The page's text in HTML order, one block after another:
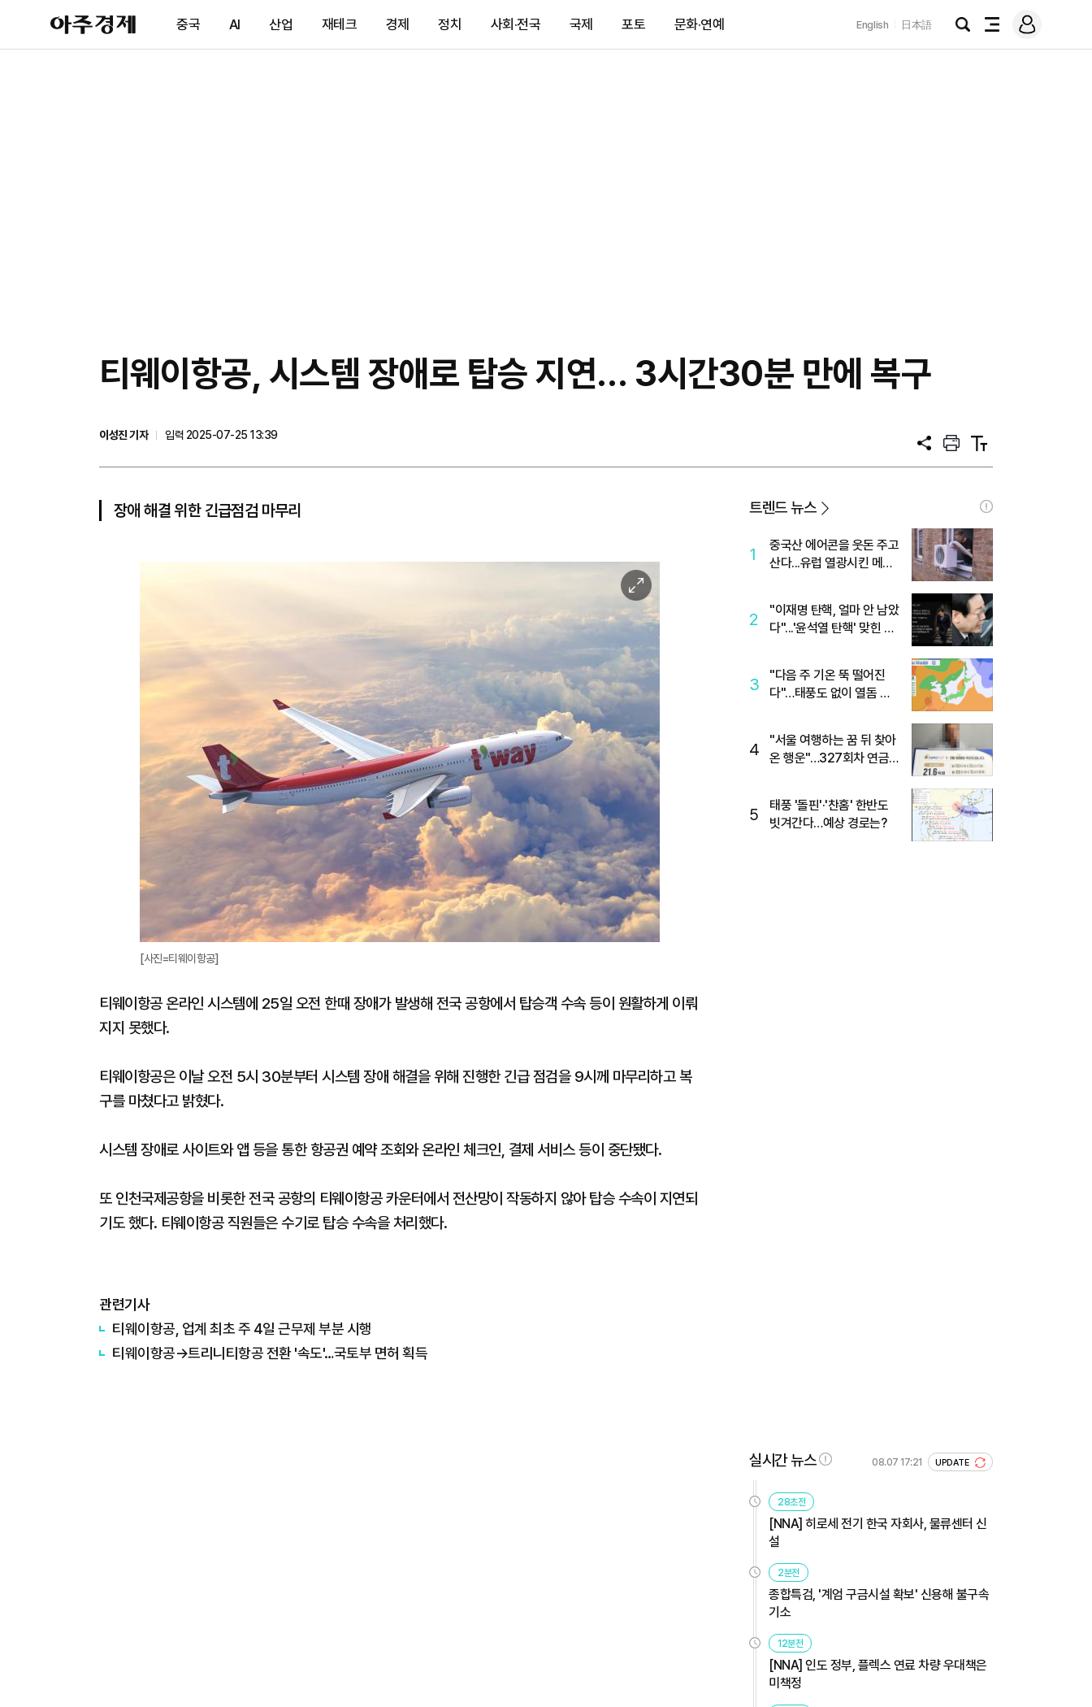
아
주
제
중국 AI 산업 재테크 경제 정치 사회·전국 국제 포토 문화·연예 English 日本語
검
전
메
그
티웨이항공, 시스템 장애로 탑승 지연… 3시간30분 만에 복구
이성진 기자
입력 2025-07-25 13:39
공
프
트
텍
트
장애 해결 위한 긴급점검 마무리
이
미
확
대
[사진=티웨이항공]
티웨이항공 온라인 시스템에 25일 오전 한때 장애가 발생해 전국 공항에서 탑승객 수속 등이 원활하게 이뤄
지지 못했다.
티웨이항공은 이날 오전 5시 30분부터 시스템 장애 해결을 위해 진행한 긴급 점검을 9시께 마무리하고 복
구를 마쳤다고 밝혔다.
시스템 장애로 사이트와 앱 등을 통한 항공권 예약 조회와 온라인 체크인, 결제 서비스 등이 중단됐다.
또 인천국제공항을 비롯한 전국 공항의 티웨이항공 카운터에서 전산망이 작동하지 않아 탑승 수속이 지연되
기도 했다. 티웨이항공 직원들은 수기로 탑승 수속을 처리했다.
관련기사
티웨이항공, 업계 최초 주 4일 근무제 부분 시행
티웨이항공→트리니티항공 전환 '속도'…국토부 면허 획득
트렌드 뉴스
1
중국산 에어콘을 웃돈 주고
산다...유럽 열광시킨 메이
2
"이재명 탄핵, 얼마 안 남았
다"...'윤석열 탄핵' 맞힌 무
3
"다음 주 기온 뚝 떨어진
다"…태풍도 없이 열돔 박
4
"서울 여행하는 꿈 뒤 찾아
온 행운"…327회차 연금
5
태풍 '돌핀'·'찬홈' 한반도
빗겨간다…예상 경로는?
실시간 뉴스 08.07 17:21 UPDATE
28초전
[NNA] 히로세 전기 한국 자회사, 물류센터 신
설
2분전
종합특검, '계엄 구금시설 확보' 신용해 불구속
기소
12분전
[NNA] 인도 정부, 플렉스 연료 차량 우대책은
미책정